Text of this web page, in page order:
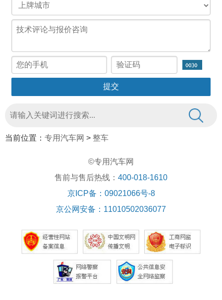
当前位置： 专用汽车网 > 整车
©专用汽车网
售前与售后热线： 400-018-1610
京ICP备：09021066号-8
京公网安备：11010502036077